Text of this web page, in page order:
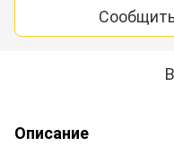
Описание